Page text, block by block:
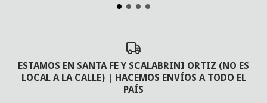
ESTAMOS EN SANTA FE Y SCALABRINI ORTIZ (NO ES
LOCAL A LA CALLE) | HACEMOS ENVÍOS A TODO EL
PAÍS